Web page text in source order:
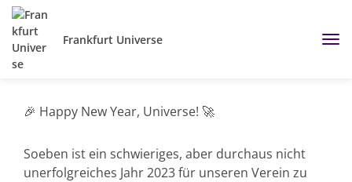
Frankfurt Universe
🎉 Happy New Year, Universe! 🚀
Soeben ist ein schwieriges, aber durchaus nicht
unerfolgreiches Jahr 2023 für unseren Verein zu